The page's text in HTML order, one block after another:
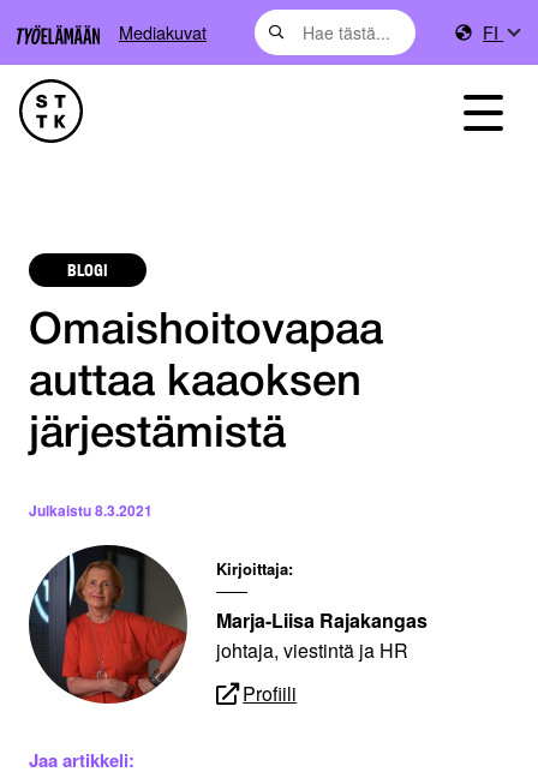
Mediakuvat FI
BLOGI
Omaishoitovapaa
auttaa kaaoksen
järjestämistä
Julkaistu8.3.2021
Kirjoittaja:
Marja-Liisa Rajakangas
johtaja, viestintä ja HR
Profiili
Jaa artikkeli: